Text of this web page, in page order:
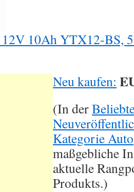
10Ah YTX12-BS,
Neu kaufen:
(In der
Kategorie Auto
maßgebliche
aktuelle
Produkts.)